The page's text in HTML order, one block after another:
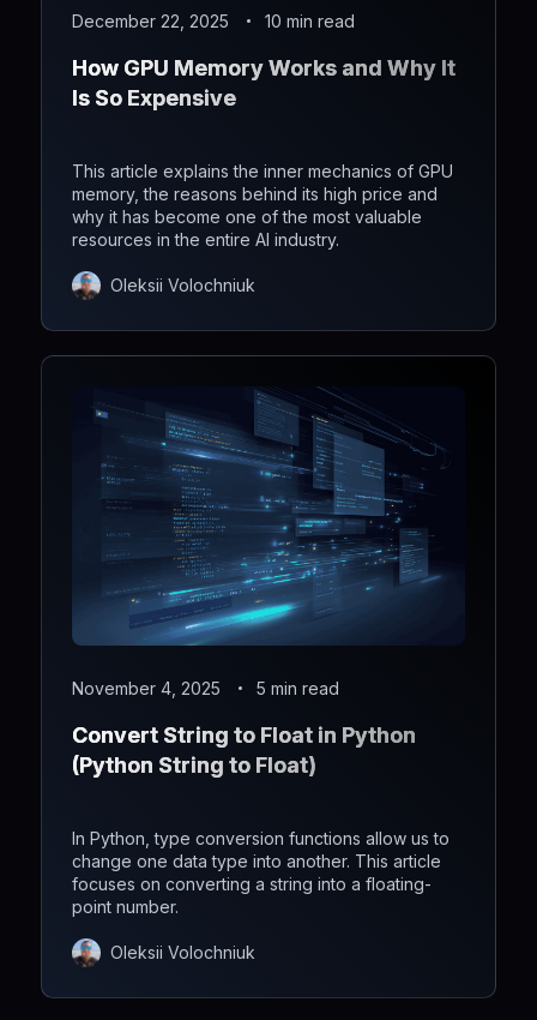
December 22, 2025 10 min read
How GPU Memory Works and Why It
Is So Expensive
This article explains the inner mechanics of GPU
memory, the reasons behind its high price and
why it has become one of the most valuable
resources in the entire AI industry.
Oleksii Volochniuk
November 4, 2025 5 min read
Convert String to Float in Python
(Python String to Float)
In Python, type conversion functions allow us to
change one data type into another. This article
focuses on converting a string into a floating-
point number.
Oleksii Volochniuk